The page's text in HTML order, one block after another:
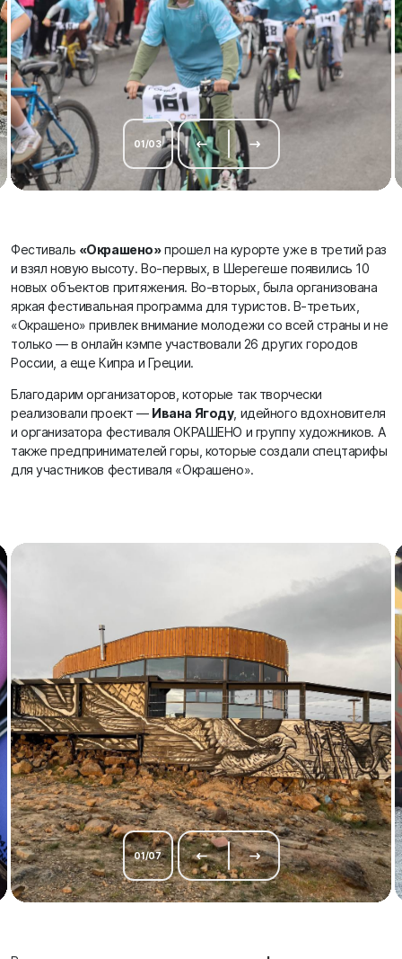
01/03
Фестиваль «Окрашено»прошел на курорте уже в третий раз
и взял новую высоту. Во-первых, в Шерегеше появились 10
новых объектов притяжения. Во-вторых, была организована
яркая фестивальная программа для туристов. В-третьих,
«Окрашено» привлек внимание молодежи со всей страны и не
только — в онлайн кэмпе участвовали 26 других городов
России, а еще Кипра и Греции.
Благодарим организаторов, которые так творчески
реализовали проект — Ивана Ягоду, идейного вдохновителя
и организатора фестиваля ОКРАШЕНО и группу художников. А
также предпринимателей горы, которые создали спецтарифы
для участников фестиваля «Окрашено».
01/07